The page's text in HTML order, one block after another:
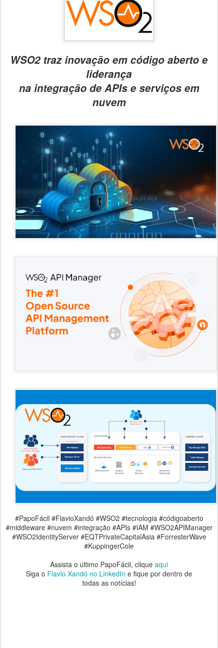
WSO2 traz inovação em código aberto e
liderança
na integração de APIs e serviços em
nuvem
#PapoFácil #FlavioXandó #WSO2 #tecnologia #códigoaberto
#middleware #nuvem #integração #APIs #IAM #WSO2APIManager
#WSO2IdentityServer #EQTPrivateCapitalAsia #ForresterWave
#KuppingerCole
Assista o último PapoFácil, clique aqui
Siga o Flavio Xandó no LinkedIn e fique por dentro de
todas as notícias!